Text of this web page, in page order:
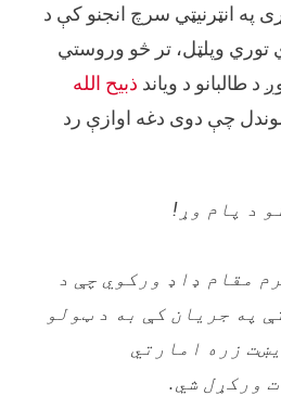
په انټرنیټي سرچ انجنو کې د
توري وپلټل، تر څو وروستي
طالبانو د ویاند ذبیح الله
چې دوی دغه اوازې رد
د پام وړ!
مقام ډاډ ورکوي چې د
په جریان کې به د ټولو
زره امارتي
ورکړل شي.